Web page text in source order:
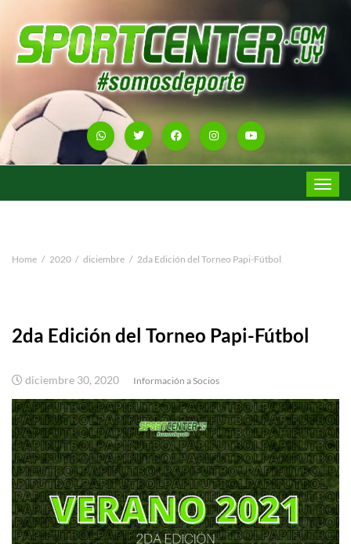
Toggle
Home 2020 diciembre 2da Edición del Torneo Papi-Fútbol
2da Edición del Torneo Papi-Fútbol
diciembre 30, 2020 Información a Socios